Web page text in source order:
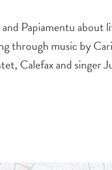
Papiamentu about
through music by
Calefax and singer
de cliquer sur le